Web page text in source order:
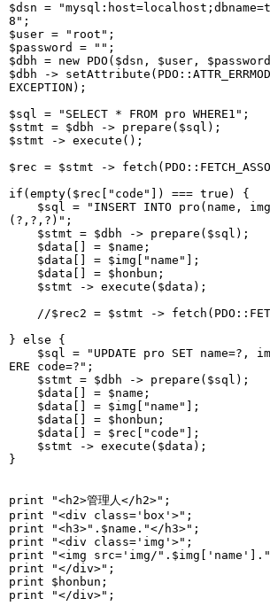
$dsn =
8";
$user = "root";
$password = "";
$dbh = new PDO($dsn, $user,
$dbh ->
EXCEPTION);
$sql = "SELECT * FROM pro WHERE1";
$stmt = $dbh -> prepare($sql);
$stmt -> execute();
$rec = $stmt ->
if(empty($rec["code"]) === true) {
(?,?,?)";
} else {
ERE code=?";
}
print "<h2>管理人</h2>";
print "<div class='box'>";
print "<h3>".$name."</h3>";
print "<div class='img'>";
print "<img src='img/
print "</div>";
print $honbun;
print "</div>";